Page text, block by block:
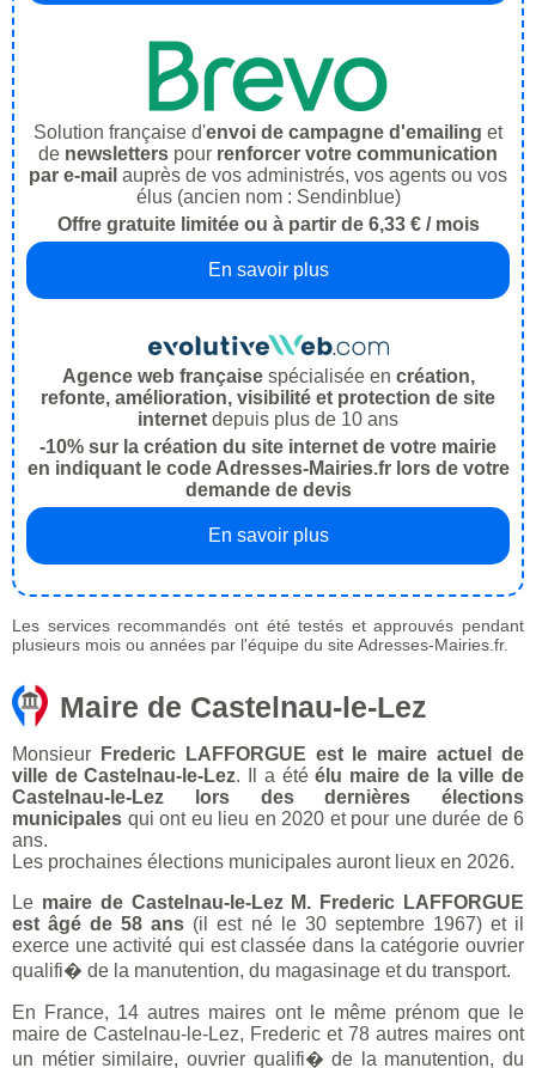
Solution française d'envoi de campagne d'emailing et
de newsletters pour renforcer votre communication
par e-mail auprès de vos administrés, vos agents ou vos
élus (ancien nom : Sendinblue)
Offre gratuite limitée ou à partir de 6,33 € / mois
En savoir plus
Agence web françaisespécialisée en création,
refonte, amélioration, visibilité et protection de site
internet depuis plus de 10 ans
-10% sur la création du site internet de votre mairie
en indiquant le code Adresses-Mairies.fr lors de votre
demande de devis
En savoir plus
Les services recommandés ont été testés et approuvés pendant
plusieurs mois ou années par l'équipe du site Adresses-Mairies.fr.
Maire de Castelnau-le-Lez
Monsieur
Frederic LAFFORGUE est le maire actuel de
ville de Castelnau-le-Lez. Il a étéélu maire de la ville de
Castelnau-le-Lez lors des dernières élections
municipales qui ont eu lieu en 2020 et pour une durée de 6
ans.
Les prochaines élections municipales auront lieux en 2026.
Le maire de Castelnau-le-Lez M. Frederic LAFFORGUE
est âgé de 58 ans (il est né le 30 septembre 1967) et il
exerce une activité qui est classée dans la catégorie ouvrier
qualifi� de la manutention, du magasinage et du transport.
En France, 14 autres maires ont le même prénom que le
maire de Castelnau-le-Lez, Frederic et 78 autres maires ont
un métier similaire, ouvrier qualifi� de la manutention, du